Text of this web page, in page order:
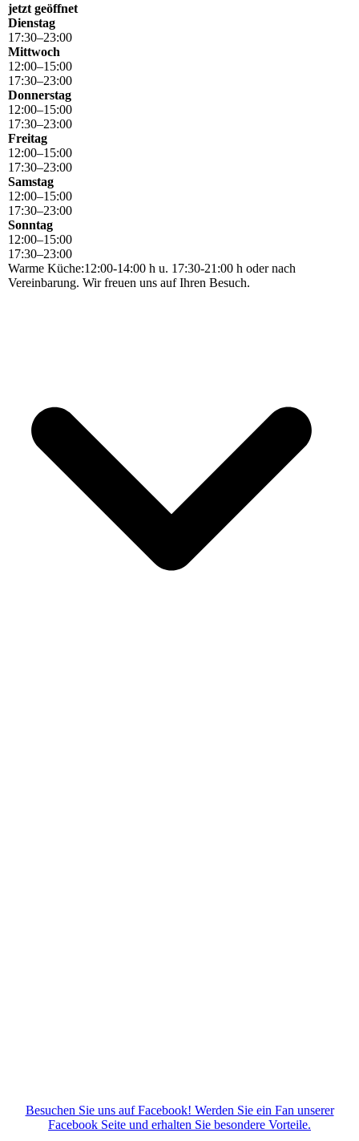
jetzt geöffnet
Dienstag
17:30–23:00
Mittwoch
12:00–15:00
17:30–23:00
Donnerstag
12:00–15:00
17:30–23:00
Freitag
12:00–15:00
17:30–23:00
Samstag
12:00–15:00
17:30–23:00
Sonntag
12:00–15:00
17:30–23:00
Warme Küche:12:00-14:00 h u. 17:30-21:00 h oder nach
Vereinbarung. Wir freuen uns auf Ihren Besuch.
Besuchen Sie uns auf Facebook! Werden Sie ein Fan unserer
Facebook Seite und erhalten Sie besondere Vorteile.